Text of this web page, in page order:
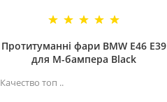
Протитуманні фари BMW E46 E39
для M-бампера Black
Качество топ ..